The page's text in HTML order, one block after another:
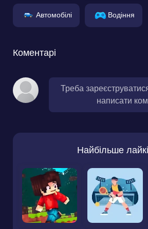
Автомобілі Водіння
Коментарі
Треба
написати
Найбільше